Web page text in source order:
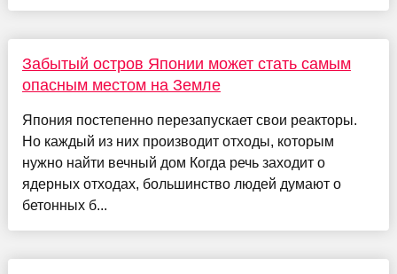
Забытый остров Японии может стать самым
опасным местом на Земле
Япония постепенно перезапускает свои реакторы.
Но каждый из них производит отходы, которым
нужно найти вечный дом Когда речь заходит о
ядерных отходах, большинство людей думают о
бетонных б...